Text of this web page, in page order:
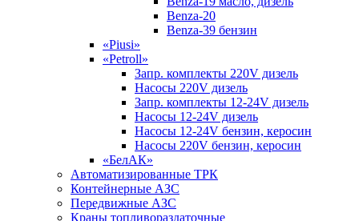
Benza-20
Benza-39 бензин
«Piusi»
«Petroll»
Запр. комплекты 220V дизель
Насосы 220V дизель
Запр. комплекты 12-24V дизель
Насосы 12-24V дизель
Насосы 12-24V бензин, керосин
Насосы 220V бензин, керосин
«БелАК»
Автоматизированные ТРК
Контейнерные АЗС
Передвижные АЗС
Краны топливораздаточные